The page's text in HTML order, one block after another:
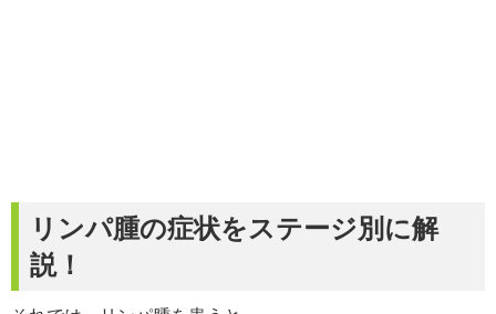
リンパ腫の症状をステージ別に解
説！